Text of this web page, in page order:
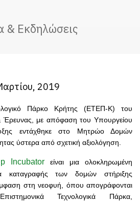
& Εκδηλώσεις
2019
Πάρκο Κρήτης (ΕΤΕΠ-Κ) του
Έρευνας, με απόφαση του Υπουργείου
εντάχθηκε στο Μητρώο Δομών
ύστερα από σχετική αξιολόγηση.
Incubator είναι μια ολοκληρωμένη
καταγραφής των δομών στήριξης
έμφαση στη νεοφυή, όπου απογράφονται
Τεχνολογικά Πάρκα,